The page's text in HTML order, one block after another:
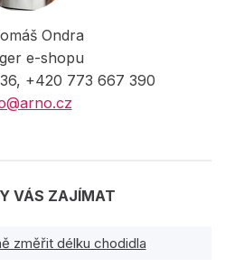
Ondra
e-shopu
+420 773 667 390
VÁS ZAJÍMAT
změřit délku chodidla